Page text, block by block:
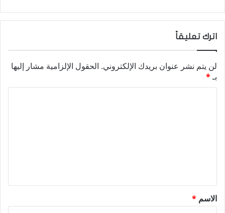
اترك تعليقاً
لن يتم نشر عنوان بريدك الإلكتروني. الحقول الإلزامية مشار إليها
بـ*
ق
*
الاسم *